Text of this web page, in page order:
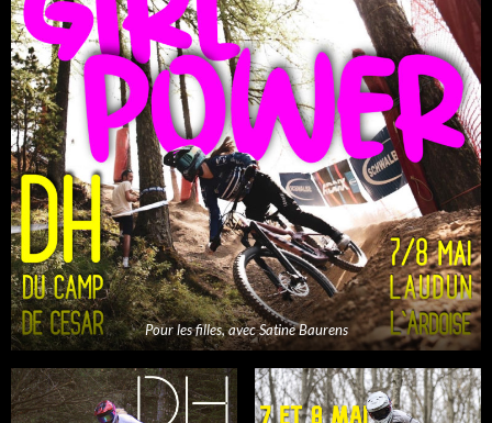
Pour les filles, avec Satine Baurens